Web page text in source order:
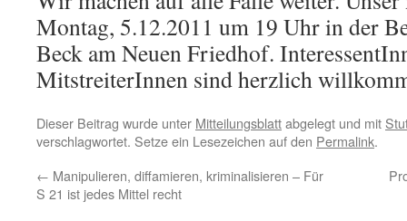
Montag, 5.12.2011 um 19 Uhr in der
Beck am Neuen Friedhof.
MitstreiterInnen sind herzlich
Dieser Beitrag wurde unter Mitteilungsblattabgelegt und mit
verschlagwortet. Setze ein Lesezeichen auf den Permalink.
← Manipulieren, diffamieren, kriminalisieren – Für
S 21 ist jedes Mittel recht